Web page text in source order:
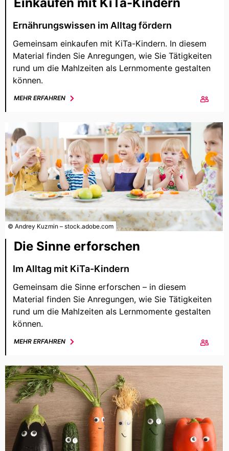
Ernährungswissen im Alltag fördern
Gemeinsam einkaufen mit KiTa-Kindern. In diesem
Material finden Sie Anregungen, wie Sie Tätigkeiten
rund um die Mahlzeiten als Lernmomente gestalten
können.
MEHR ERFAHREN
© Andrey Kuzmin – stock.adobe.com
Die Sinne erforschen
Im Alltag mit KiTa-Kindern
Gemeinsam die Sinne erforschen – in diesem
Material finden Sie Anregungen, wie Sie Tätigkeiten
rund um die Mahlzeiten als Lernmomente gestalten
können.
MEHR ERFAHREN